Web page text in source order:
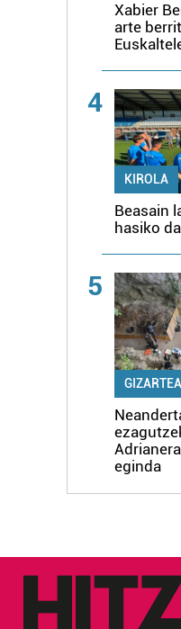
Xabier
arte
4
KIROLA
Beasain
hasiko
5
GIZARTEA
eginda